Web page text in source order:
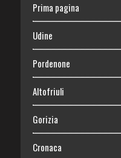
Prima pagina
Udine
Pordenone
Altofriuli
Gorizia
Cronaca